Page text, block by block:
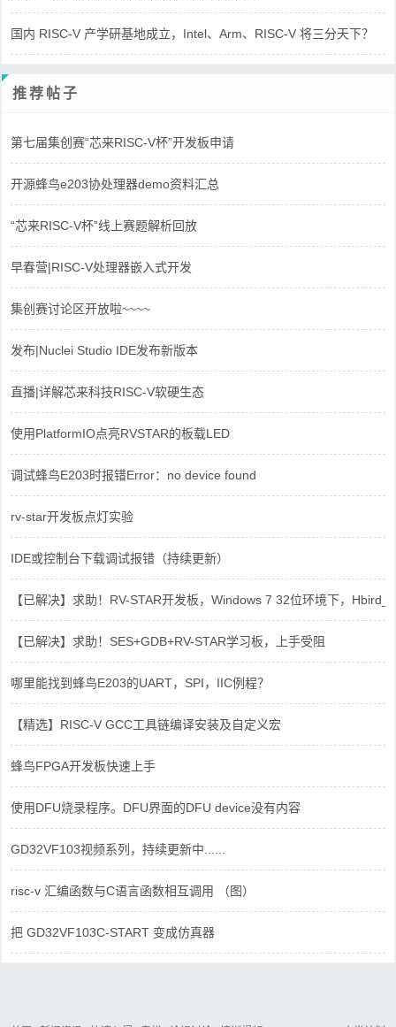
国内 RISC-V 产学研基地成立，Intel、Arm、RISC-V 将三分天下？
推荐帖子
第七届集创赛“芯来RISC-V杯”开发板申请
开源蜂鸟e203协处理器demo资料汇总
“芯来RISC-V杯”线上赛题解析回放
早春营|RISC-V处理器嵌入式开发
集创赛讨论区开放啦~~~~
发布|Nuclei Studio IDE发布新版本
直播|详解芯来科技RISC-V软硬生态
使用PlatformIO点亮RVSTAR的板载LED
调试蜂鸟E203时报错Error：no device found
rv-star开发板点灯实验
IDE或控制台下载调试报错（持续更新）
【已解决】求助！RV-STAR开发板，Windows 7 32位环境下，
【已解决】求助！SES+GDB+RV-STAR学习板，上手受阻
哪里能找到蜂鸟E203的UART，SPI，IIC例程？
【精选】RISC-V GCC工具链编译安装及自定义宏
蜂鸟FPGA开发板快速上手
使用DFU烧录程序。DFU界面的DFU device没有内容
GD32VF103视频系列，持续更新中......
risc-v 汇编函数与C语言函数相互调用 （图）
把 GD32VF103C-START 变成仿真器